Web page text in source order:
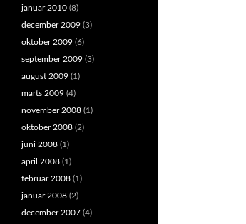
januar 2010 (8)
december 2009 (3)
oktober 2009 (6)
september 2009 (3)
august 2009 (1)
marts 2009 (4)
november 2008 (1)
oktober 2008 (2)
juni 2008 (1)
april 2008 (1)
februar 2008 (1)
januar 2008 (2)
december 2007 (4)